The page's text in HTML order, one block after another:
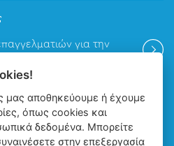
για την
Βρείτε μας
μας αποθηκεύουμε ή έχουμε
όπως cookies και
δεδομένα. Μπορείτε
στην επεξεργασία